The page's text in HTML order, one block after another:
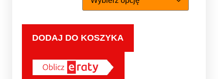
DODAJ DO KOSZYKA